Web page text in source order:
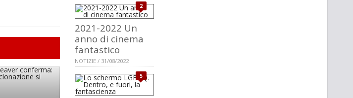
2
2021-2022 Un
anno di cinema
fantastico
NOTIZIE / 31/08/2022
5